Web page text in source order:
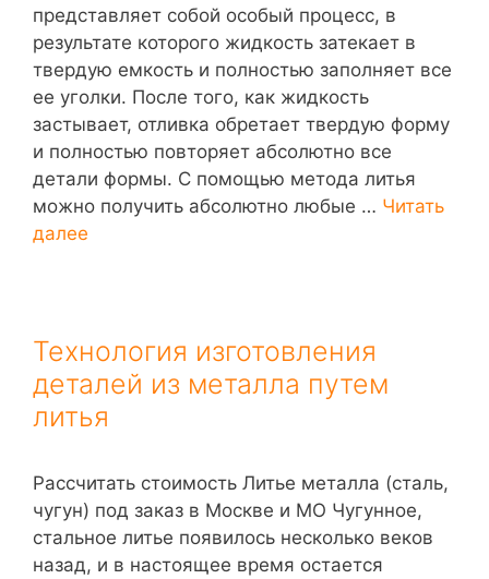
представляет собой особый процесс, в
результате которого жидкость затекает в
твердую емкость и полностью заполняет все
ее уголки. После того, как жидкость
застывает, отливка обретает твердую форму
и полностью повторяет абсолютно все
детали формы. С помощью метода литья
можно получить абсолютно любые … Читать
далее
Технология изготовления
деталей из металла путем
литья
Рассчитать стоимость Литье металла (сталь,
чугун) под заказ в Москве и МО Чугунное,
стальное литье появилось несколько веков
назад, и в настоящее время остается